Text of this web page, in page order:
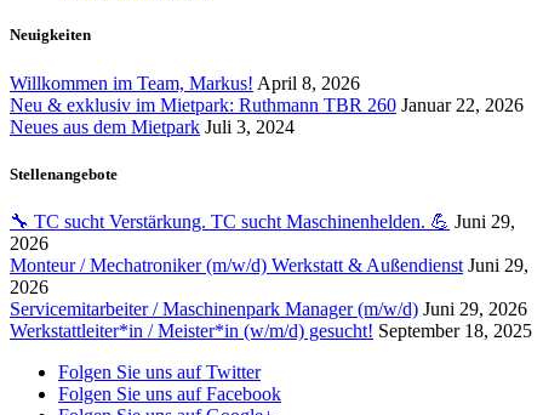
Neuigkeiten
Willkommen im Team, Markus! April 8, 2026
Neu & exklusiv im Mietpark: Ruthmann TBR 260 Januar 22, 2026
Neues aus dem Mietpark Juli 3, 2024
Stellenangebote
🔧 TC sucht Verstärkung. TC sucht Maschinenhelden. 💪 Juni 29,
2026
Monteur / Mechatroniker (m/w/d) Werkstatt & Außendienst Juni 29,
2026
Servicemitarbeiter / Maschinenpark Manager (m/w/d) Juni 29, 2026
Werkstattleiter*in / Meister*in (w/m/d) gesucht! September 18, 2025
Folgen Sie uns auf Twitter
Folgen Sie uns auf Facebook